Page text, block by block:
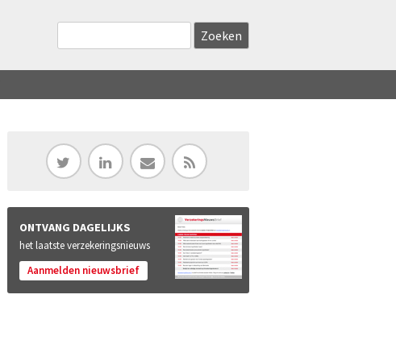
ONTVANG DAGELIJKS
het laatste verzekeringsnieuws
Aanmelden nieuwsbrief